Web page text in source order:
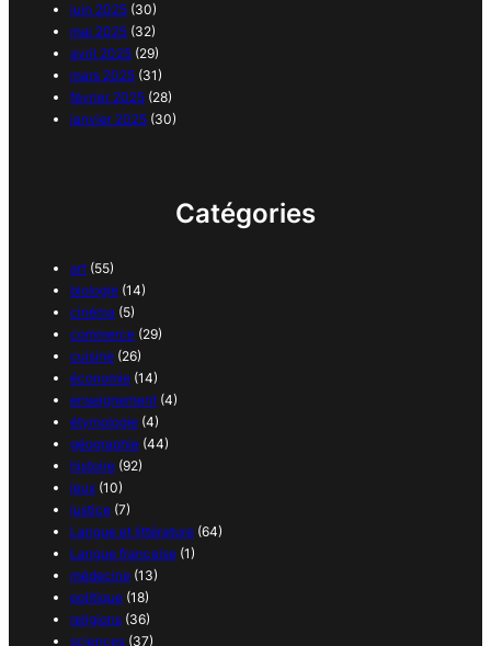
juin 2025 (30)
mai 2025 (32)
avril 2025 (29)
mars 2025 (31)
février 2025 (28)
janvier 2025 (30)
Catégories
art (55)
biologie (14)
cinéma (5)
commerce (29)
cuisine (26)
économie (14)
enseignement (4)
étymologie (4)
géographie (44)
histoire (92)
jeux (10)
justice (7)
Langue et littérature (64)
Langue française (1)
médecine (13)
politique (18)
religions (36)
sciences (37)